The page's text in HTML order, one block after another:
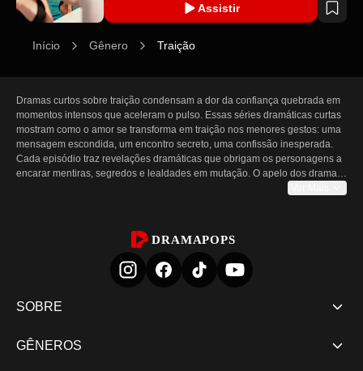
Assistir
Início Gênero Traição
Dramas curtos sobre traição condensam a dor da confiança quebrada em
momentos intensos que aceleram o pulso. Essas séries dramáticas curtas
mostram como o amor se transforma em traição nos menores gestos: uma
mensagem escondida, um encontro secreto, uma confissão inesperada.
Cada episódio traz revelações dramáticas que obrigam os personagens a
encarar mentiras, segredos e lealdades em mutação. O apelo dos dramas
da traição: por que alguém que é amado trai, como a vingança se
desenrola e se a confiança pode ser reconstruída ou ficará destruída para
silenciosa num rompimento que muda vidas, e o tempo limitado intensifica
DRAMAPOPS
SOBRE
GÊNEROS